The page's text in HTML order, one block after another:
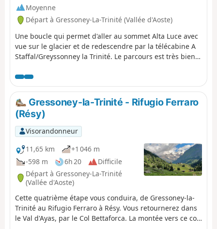
Moyenne
Départ à Gressoney-La-Trinité (Vallée d'Aoste)
Une boucle qui permet d'aller au sommet Alta Luce avec
vue sur le glacier et de redescendre par la télécabine A
Staffal/Greyssonney la Trinité. Le parcours est très bien
pour ensuite redescendre au col et prendre le 6b jusqu'à
la télécabine qui nous porte au point de départ.
Gressoney-la-Trinité - Rifugio Ferraro
(Résy)
Visorandonneur
11,65 km
+1 046 m
-598 m
6h 20
Difficile
Départ à Gressoney-La-Trinité
(Vallée d'Aoste)
Cette quatrième étape vous conduira, de Gressoney-la-
Trinité au Rifugio Ferraro à Résy. Vous retournerez dans
le Val d'Ayas, par le Col Bettaforca. La montée vers ce col,